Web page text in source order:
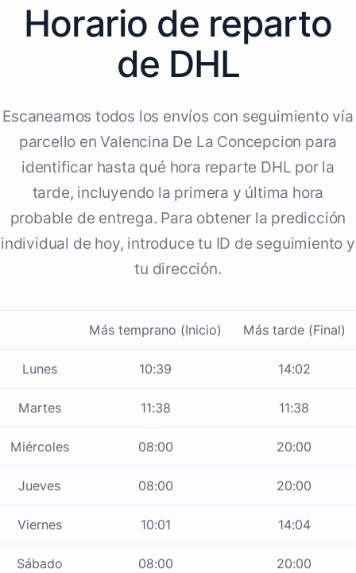
Horario de reparto
de DHL
Escaneamos todos los envíos con seguimiento vía
parcello en Valencina De La Concepcion para
identificar hasta qué hora reparte DHL por la
tarde, incluyendo la primera y última hora
probable de entrega. Para obtener la predicción
individual de hoy, introduce tu ID de seguimiento y
tu dirección.
Más temprano (Inicio) Más tarde (Final)
Lunes 10:39 14:02
Martes 11:38 11:38
Miércoles 08:00 20:00
Jueves 08:00 20:00
Viernes 10:01 14:04
Sábado 08:00 20:00